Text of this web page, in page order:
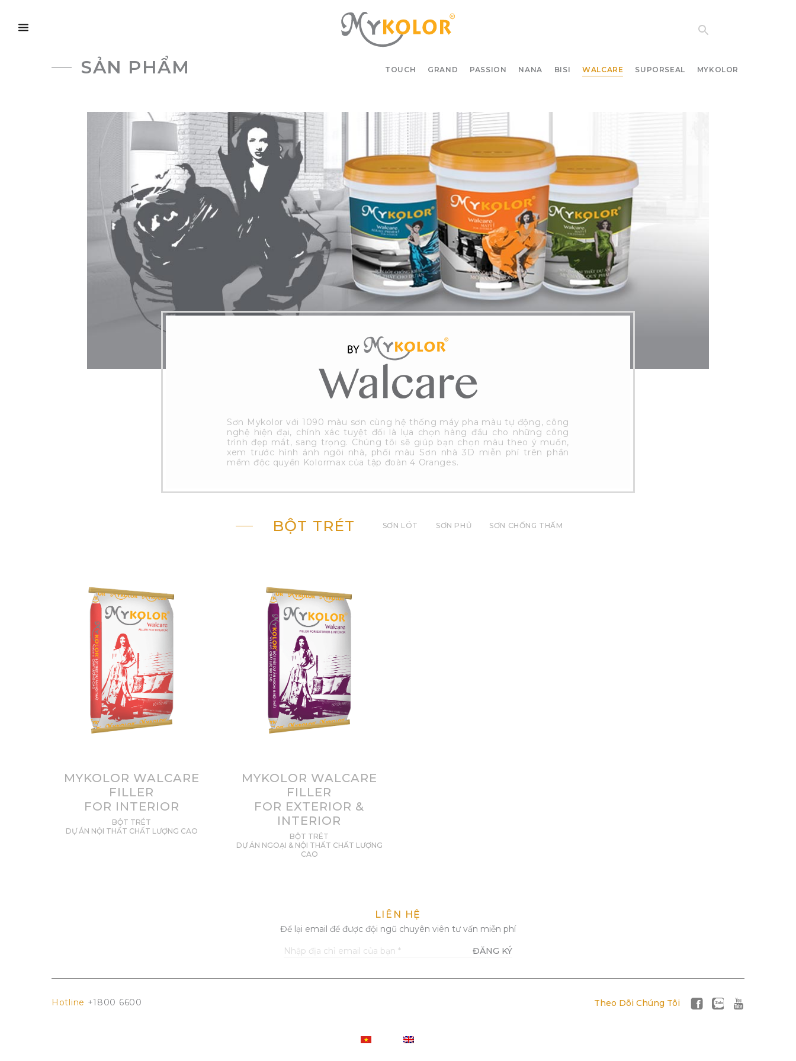
MYKOLOR
SẢN PHẨM TOUCH GRAND PASSION NANA BISI WALCARE SUPORSEAL MYKOLOR
Sơn Mykolor với 1090 màu sơn cùng hệ thống máy pha màu tự động, công
nghệ hiện đại, chính xác tuyệt đối là lựa chọn hàng đầu cho những công
trình đẹp mắt, sang trọng. Chúng tôi sẽ giúp bạn chọn màu theo ý muốn,
xem trước hình ảnh ngôi nhà, phối màu Sơn nhà 3D miễn phí trên phần
mềm độc quyền Kolormax của tập đoàn 4 Oranges.
BỘT TRÉT SƠN LÓT SƠN PHỦ SƠN CHỐNG THẤM
MYKOLOR WALCARE
FILLER
FOR INTERIOR
BỘT TRÉT
DỰ ÁN NỘI THẤT CHẤT LƯỢNG CAO
MYKOLOR WALCARE
FILLER
FOR EXTERIOR &
INTERIOR
BỘT TRÉT
DỰ ÁN NGOẠI & NỘI THẤT CHẤT LƯỢNG
CAO
LIÊN HỆ
Để lại email để được đội ngũ chuyên viên tư vấn miễn phí
ĐĂNG KÝ
Hotline +1800 6600 Theo Dõi Chúng Tôi